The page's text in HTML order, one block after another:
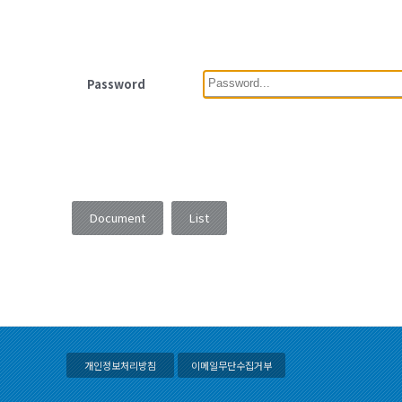
Password
Document List
개인정보처리방침 이메일무단수집거부